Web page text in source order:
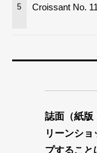
5 Croissant No.
誌面（紙版
リーンシ
プすること